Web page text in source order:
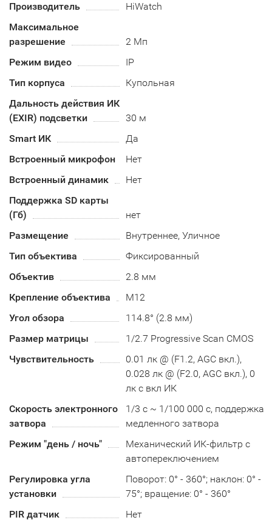
Производитель
HiWatch
Максимальное
разрешение
2 Мп
Режим видео
IP
Тип корпуса
Купольная
Дальность действия ИК
(EXIR) подсветки
30 м
Smart ИК
Да
Встроенный микрофон
Нет
Встроенный динамик
Нет
Поддержка SD карты
(Гб)
нет
Размещение
Внутреннее, Уличное
Тип объектива
Фиксированный
Объектив
2.8 мм
Крепление объектива
М12
Угол обзора
114.8° (2.8 мм)
Размер матрицы
1/2.7 Progressive Scan CMOS
Чувствительность
0.01 лк @ (F1.2, AGC вкл.),
0.028 лк @ (F2.0, AGC вкл.), 0
лк с вкл ИК
Скорость электронного
затвора
1/3 с ~ 1/100 000 с, поддержка
медленного затвора
Режим "день / ночь"
Механический ИК-фильтр с
автопереключением
Регулировка угла
установки
Поворот: 0° - 360°; наклон: 0° -
75°; вращение: 0° - 360°
PIR датчик
Нет